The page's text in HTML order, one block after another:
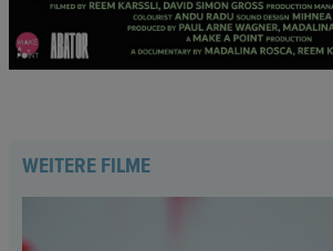
WEITERE FILME